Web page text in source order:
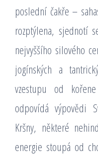
poslední čakře –
rozptýlena, sjednotí
nejvyššího silového
jogínských a
vzestupu od
odpovídá výpovědi
Kršny, některé
energie stoupá od